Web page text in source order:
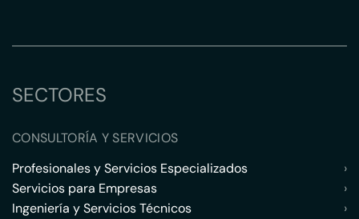
SECTORES
CONSULTORÍA Y SERVICIOS
Profesionales y Servicios Especializados
›
Servicios para Empresas
›
Ingeniería y Servicios Técnicos
›